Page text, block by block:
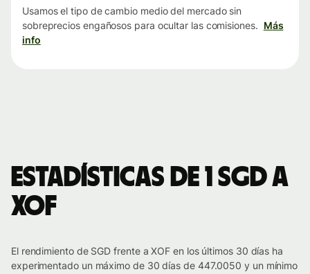
Usamos el tipo de cambio medio del mercado sin
sobreprecios engañosos para ocultar las comisiones. Más
info
Estadísticas de 1 SGD a
XOF
El rendimiento de SGD frente a XOF en los últimos 30 días ha
experimentado un máximo de 30 días de 447.0050 y un mínimo